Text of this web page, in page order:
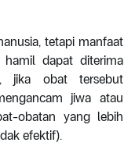
tetapi manfaat
dapat diterima
jika obat tersebut
jiwa atau
obatan yang lebih
efektif).